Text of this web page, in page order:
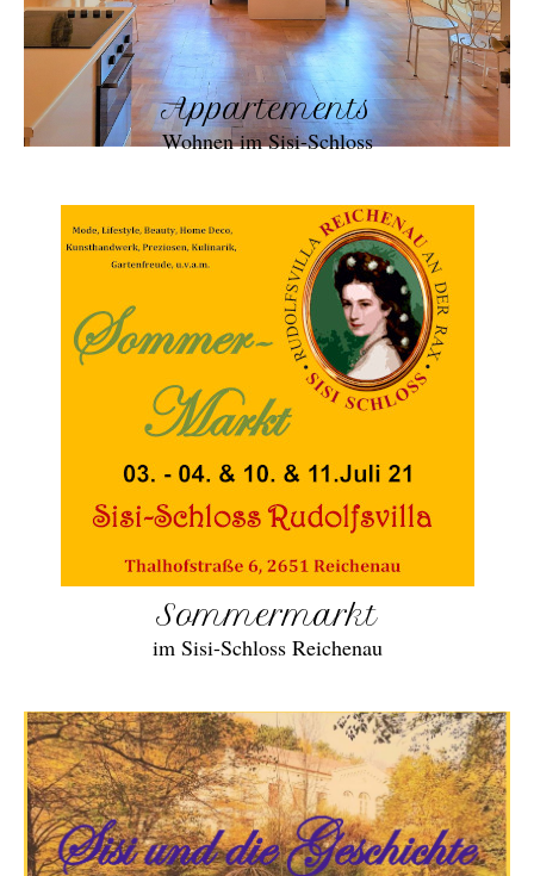
Appartements
Wohnen im Sisi-Schloss
Sommermarkt
im Sisi-Schloss Reichenau